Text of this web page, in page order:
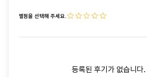
별점을 선택해 주세요.
등록된 후기가 없습니다.